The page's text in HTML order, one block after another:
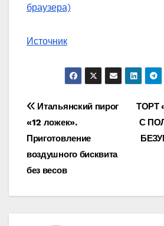
браузера)
Источник
Навигация
по
записям
ТОРТ
С
Итальянский пирог
«12 ложек».
Приготовление
воздушного бисквита
без весов